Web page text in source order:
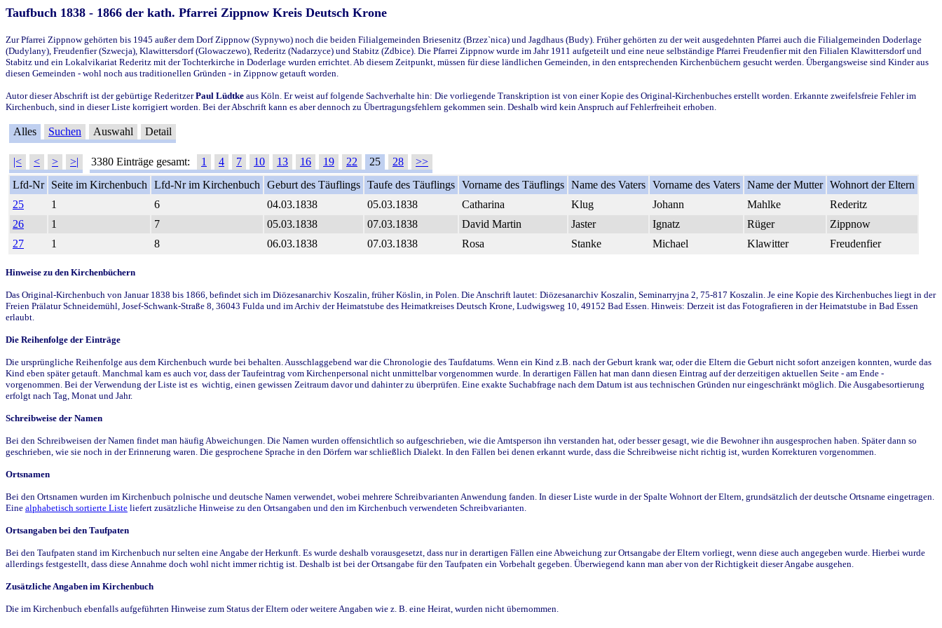
Taufbuch 1838 - 1866 der kath. Pfarrei Zippnow Kreis Deutsch Krone
Zur Pfarrei Zippnow gehörten bis 1945 außer dem Dorf Zippnow (Sypnywo) noch die beiden Filialgemeinden Briesenitz (Brzez`nica) und Jagdhaus (Budy). Früher gehörten zu der weit ausgedehnten Pfarrei auch die Filialgemeinden Doderlage
(Dudylany), Freudenfier (Szwecja), Klawittersdorf (Glowaczewo), Rederitz (Nadarzyce) und Stabitz (Zdbice). Die Pfarrei Zippnow wurde im Jahr 1911 aufgeteilt und eine neue selbständige Pfarrei Freudenfier mit den Filialen Klawittersdorf und
Stabitz und ein Lokalvikariat Rederitz mit der Tochterkirche in Doderlage wurden errichtet. Ab diesem Zeitpunkt, müssen für diese ländlichen Gemeinden, in den entsprechenden Kirchenbüchern gesucht werden. Übergangsweise sind Kinder aus
diesen Gemeinden - wohl noch aus traditionellen Gründen - in Zippnow getauft worden.
Autor dieser Abschrift ist der gebürtige RederitzerPaul Lüdtke aus Köln. Er weist auf folgende Sachverhalte hin: Die vorliegende Transkription ist von einer Kopie des Original-Kirchenbuches erstellt worden. Erkannte zweifelsfreie Fehler im
Kirchenbuch, sind in dieser Liste korrigiert worden. Bei der Abschrift kann es aber dennoch zu Übertragungsfehlern gekommen sein. Deshalb wird kein Anspruch auf Fehlerfreiheit erhoben.
Alles Suchen Auswahl Detail
|< < > >| 3380 Einträge gesamt: 1 4 7 10 13 16 19 22 25 28
>>
Lfd-Nr
Seite im Kirchenbuch Lfd-Nr im Kirchenbuch Geburt des Täuflings Taufe des Täuflings Vorname des Täuflings Name des Vaters Vorname des Vaters Name der Mutter Wohnort der Eltern
25
1 6 04.03.1838 05.03.1838 Catharina Klug Johann Mahlke
Rederitz
26
1 7 05.03.1838 07.03.1838 David Martin Jaster Ignatz Rüger
Zippnow
27
1 8 06.03.1838 07.03.1838 Rosa Stanke Michael Klawitter Freudenfier
Hinweise zu den Kirchenbüchern
Das Original-Kirchenbuch von Januar 1838 bis 1866, befindet sich im Diözesanarchiv Koszalin, früher Köslin, in Polen. Die Anschrift lautet: Diözesanarchiv Koszalin, Seminarryjna 2, 75-817 Koszalin. Je eine Kopie des Kirchenbuches liegt in der
Freien Prälatur Schneidemühl, Josef-Schwank-Straße 8, 36043 Fulda und im Archiv der Heimatstube des Heimatkreises Deutsch Krone, Ludwigsweg 10, 49152 Bad Essen. Hinweis: Derzeit ist das Fotografieren in der Heimatstube in Bad Essen
erlaubt.
Die Reihenfolge der Einträge
Die ursprüngliche Reihenfolge aus dem Kirchenbuch wurde bei behalten. Ausschlaggebend war die Chronologie des Taufdatums. Wenn ein Kind z.B. nach der Geburt krank war, oder die Eltern die Geburt nicht sofort anzeigen konnten, wurde das
Kind eben später getauft. Manchmal kam es auch vor, dass der Taufeintrag vom Kirchenpersonal nicht unmittelbar vorgenommen wurde. In derartigen Fällen hat man dann diesen Eintrag auf der derzeitigen aktuellen Seite - am Ende -
vorgenommen. Bei der Verwendung der Liste ist es wichtig, einen gewissen Zeitraum davor und dahinter zu überprüfen. Eine exakte Suchabfrage nach dem Datum ist aus technischen Gründen nur eingeschränkt möglich. Die Ausgabesortierung
erfolgt nach Tag, Monat und Jahr.
Schreibweise der Namen
Bei den Schreibweisen der Namen findet man häufig Abweichungen. Die Namen wurden offensichtlich so aufgeschrieben, wie die Amtsperson ihn verstanden hat, oder besser gesagt, wie die Bewohner ihn ausgesprochen haben. Später dann so
geschrieben, wie sie noch in der Erinnerung waren. Die gesprochene Sprache in den Dörfern war schließlich Dialekt. In den Fällen bei denen erkannt wurde, dass die Schreibweise nicht richtig ist, wurden Korrekturen vorgenommen.
Ortsnamen
Bei den Ortsnamen wurden im Kirchenbuch polnische und deutsche Namen verwendet, wobei mehrere Schreibvarianten Anwendung fanden. In dieser Liste wurde in der Spalte Wohnort der Eltern, grundsätzlich der deutsche Ortsname eingetragen.
Eine alphabetisch sortierte Liste liefert zusätzliche Hinweise zu den Ortsangaben und den im Kirchenbuch verwendeten Schreibvarianten.
Ortsangaben bei den Taufpaten
Bei den Taufpaten stand im Kirchenbuch nur selten eine Angabe der Herkunft. Es wurde deshalb vorausgesetzt, dass nur in derartigen Fällen eine Abweichung zur Ortsangabe der Eltern vorliegt, wenn diese auch angegeben wurde. Hierbei wurde
allerdings festgestellt, dass diese Annahme doch wohl nicht immer richtig ist. Deshalb ist bei der Ortsangabe für den Taufpaten ein Vorbehalt gegeben. Überwiegend kann man aber von der Richtigkeit dieser Angabe ausgehen.
Zusätzliche Angaben im Kirchenbuch
Die im Kirchenbuch ebenfalls aufgeführten Hinweise zum Status der Eltern oder weitere Angaben wie z. B. eine Heirat, wurden nicht übernommen.